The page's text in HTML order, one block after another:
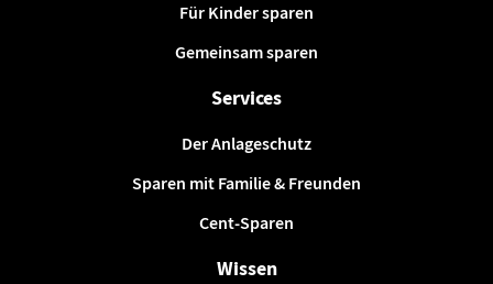
Für Kinder sparen
Gemeinsam sparen
Services
Der Anlageschutz
Sparen mit Familie & Freunden
Cent-Sparen
Wissen